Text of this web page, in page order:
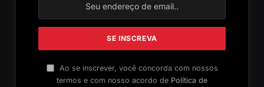
Ao se inscrever, você concorda com nossos
termos e com nosso acordo de Política de